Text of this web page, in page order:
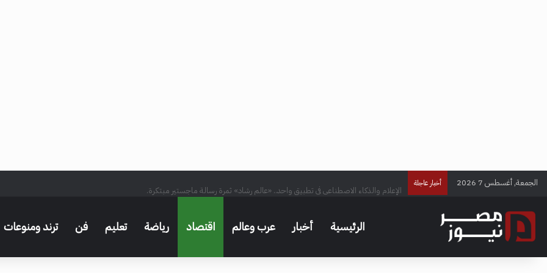
الجمعة, أغسطس 7 2026 أخبار عاجلة
الرئيسية أخبار عرب وعالم اقتصاد رياضة تعليم فن ترند ومنوعات